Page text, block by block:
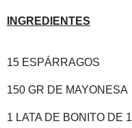
INGREDIENTES
15 ESPÁRRAGOS
150 GR DE MAYONESA
1 LATA DE BONITO DE